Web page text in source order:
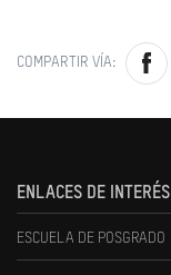
COMPARTIR VÍA:
ENLACES DE INTERÉS
ESCUELA DE POSGRADO